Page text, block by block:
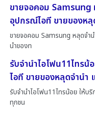
ขายจอคอม Samsung
อุปกรณ์ไอที ขายของหลุ
ขายจอคอม Samsung หลุดจำน
นำของท
รับจำนำไอโฟน11ไทร
ไอที ขายของหลุดจำนำ
รับจำนำไอโฟน11ไทรน้อย ให้บ
ทุกชน